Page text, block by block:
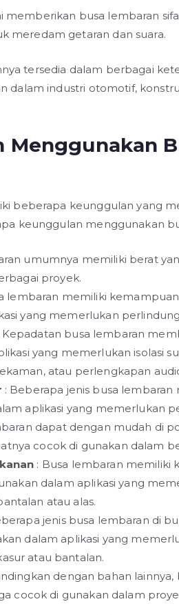
memberikan busa lembaran
meredam getaran dan suara.
tersedia dalam berbagai
dalam industri otomotif,
Menggunakan
beberapa keunggulan yang
keunggulan menggunakan
umumnya memiliki berat
proyek.
lembaran memiliki
yang memerlukan
Kepadatan busa lembaran
yang memerlukan isolasi
atau perlengkapan
: Beberapa jenis busa
aplikasi yang memerlukan
dapat dengan mudah di
cocok di gunakan dalam
: Busa lembaran memiliki
dalam aplikasi yang
atau alas.
jenis busa lembaran di
dalam aplikasi yang
atau bantalan.
dengan bahan
cocok di gunakan dalam